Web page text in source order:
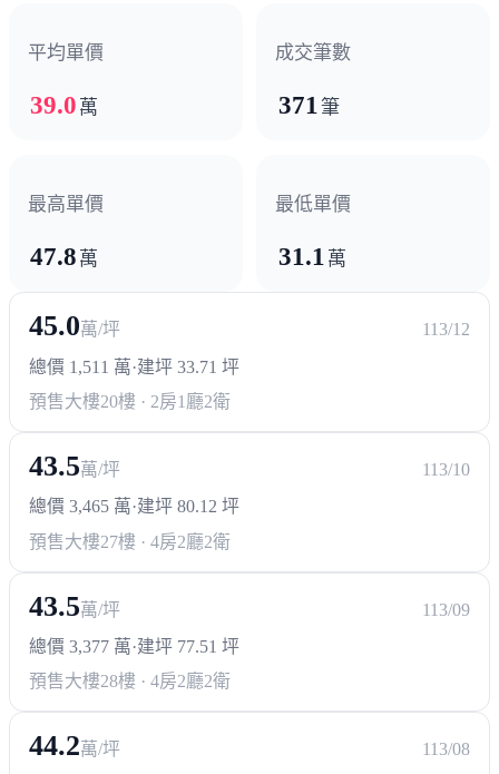
文化中心商圈 科工館商圈
中正金融商圈
醫療機構
聖功醫院 高雄醫學院
政府機構
其他
兒童公園
凱旋公園 站東特區(未動工)
2座公園預定地
平均單價
39.0 萬
成交筆數
371筆
最高單價
47.8 萬
最低單價
31.1 萬
45.0萬/坪
113/12
總價 1,511 萬·建坪 33.71 坪
預售大樓20樓 · 2房1廳2衛
43.5萬/坪
113/10
總價 3,465 萬·建坪 80.12 坪
預售大樓27樓 · 4房2廳2衛
43.5萬/坪
113/09
總價 3,377 萬·建坪 77.51 坪
預售大樓28樓 · 4房2廳2衛
44.2萬/坪 113/08